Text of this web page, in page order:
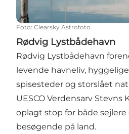
Foto: Clearsky Astrofoto
Rødvig Lystbådehavn
Rødvig Lystbådehavn
levende havneliv, hyggelige
spisesteder og storslået
UESCO Verdensarv Stevns
oplagt stop for både sejlere
besøgende på land.